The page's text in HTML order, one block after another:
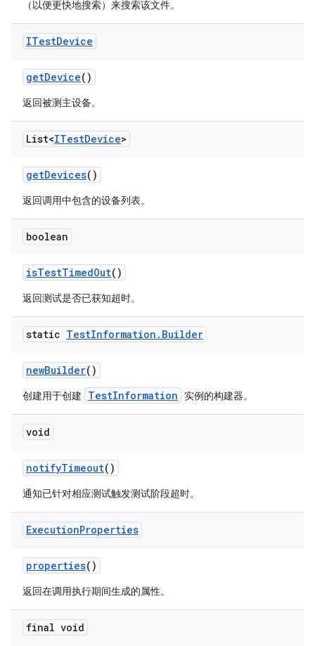
（以便更快地搜索）来搜索该文件。
ITestDevice
getDevice()
返回被测主设备。
List<ITestDevice>
getDevices()
返回调用中包含的设备列表。
boolean
isTestTimedOut()
返回测试是否已获知超时。
static TestInformation . Builder
newBuilder()
创建用于创建 TestInformation 实例的构建器。
void
notifyTimeout()
通知已针对相应测试触发测试阶段超时。
ExecutionProperties
properties()
返回在调用执行期间生成的属性。
final void